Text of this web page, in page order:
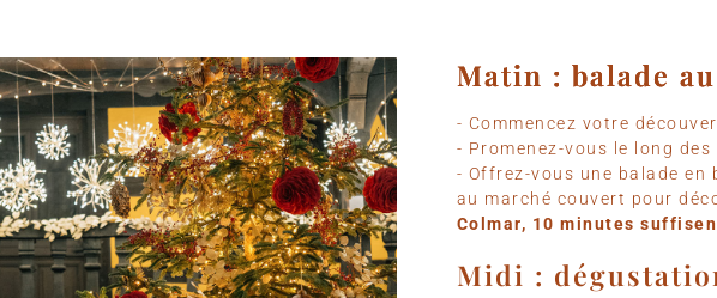
Matin : balade
Matin : balade
Matin : balade
- Commencez votre
- Promenez-vous le long
- Offrez-vous une balade
au marché couvert pour
Colmar, 10 minutes
Midi :